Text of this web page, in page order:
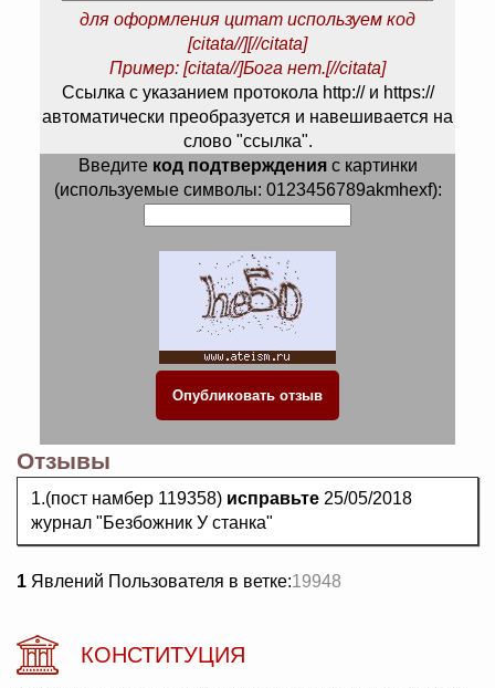
для оформления цитат используем код
[citata//][//citata]
Пример: [citata//]Бога нет.[//citata]
Ссылка с указанием протокола http:// и https://
автоматически преобразуется и навешивается на
слово "ссылка".
Введите код подтвержденияс картинки
(используемые символы: 0123456789akmhexf):
Отзывы
1.(пост намбер 119358) исправьте 25/05/2018
журнал "Безбожник У станка"
1 Явлений Пользователя в ветке:19948
КОНСТИТУЦИЯ